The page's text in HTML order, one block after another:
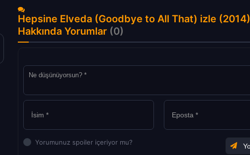
Hepsine Elveda (Goodbye to All That) izle (2014)
Hakkında Yorumlar (0)
Yorumunuz spoiler içeriyor mu?